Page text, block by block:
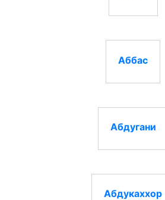
Аббас
Абдугани
Абдукаххор